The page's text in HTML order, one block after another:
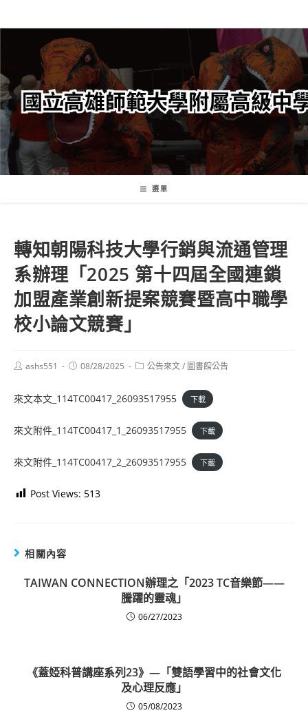
轉
要
內
容
選單
轉知朝陽科技大學行銷與流通管理
系辦理「2025 第十四屆全國連鎖
加盟產業創新提案競賽暨高中職學
校小論文競賽」
Postashs551
Post08/28/2025
Post公告來文/ 圖書館公告
來文本文_114TC00417_26093517955 下載
來文附件_114TC00417_1_26093517955 下載
來文附件_114TC00417_2_26093517955 下載
Post Views: 513
相關內容
TAIWAN CONNECTION辦理之「2023 TC音樂節——
騰躍的靈魂」
06/27/2023
《蓋婭科普講座系列23》—「雙語學習中的社會文化
及心理反應」
05/08/2023